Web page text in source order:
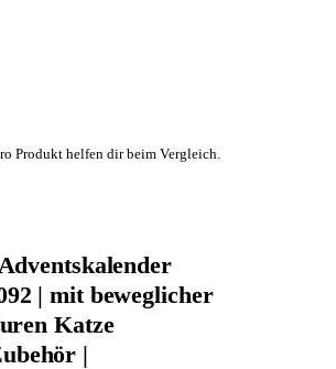
Produkt helfen dir beim Vergleich.
| mit beweglicher
Katze
|